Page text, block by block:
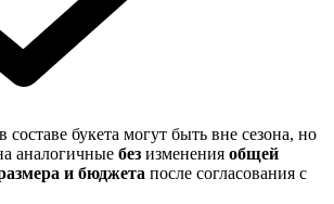
составе букета могут быть вне сезона, но
аналогичные без изменения общей
и бюджета после согласования с